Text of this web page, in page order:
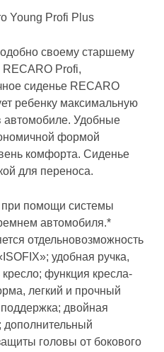
Young Profi Plus
своему старшему
RECARO Profi,
сиденье RECARO
ребенку максимальную
автомобиле. Удобные
формой
комфорта. Сиденье
для переноса.
при помощи системы
автомобиля.*
отдельновозможность
удобная ручка,
функция кресла-
легкий и прочный
двойная
дополнительный
головы от бокового